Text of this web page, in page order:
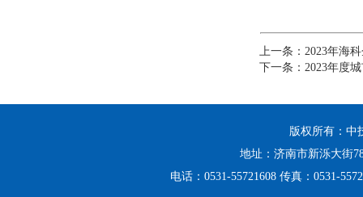
上一条： 2023年海
下一条： 2023年度
版权所有：中
地址：济南市新泺大街
电话：0531-55721608 传真：0531-